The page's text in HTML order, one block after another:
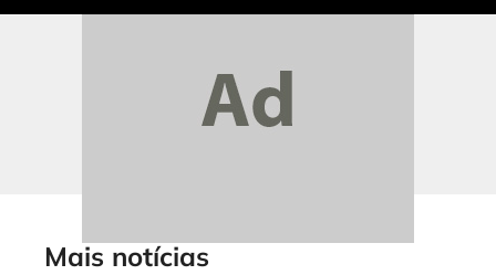
Mais notícias